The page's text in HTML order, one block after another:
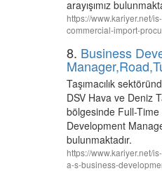
arayışımız
https://www.kariyer.net/
commercial-import-
8. Business
Taşımacılık
DSV Hava ve Deniz
bölgesinde Full-Time
Development
bulunmaktadır.
https://www.kariyer.net/
a-s-business-